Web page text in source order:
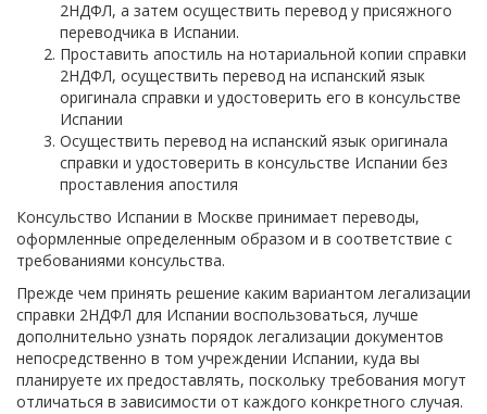
2НДФЛ, а затем осуществить перевод у присяжного
переводчика в Испании.
Проставить апостиль на нотариальной копии справки
2НДФЛ, осуществить перевод на испанский язык
оригинала справки и удостоверить его в консульстве
Испании
Осуществить перевод на испанский язык оригинала
справки и удостоверить в консульстве Испании без
проставления апостиля
Консульство Испании в Москве принимает переводы,
оформленные определенным образом и в соответствие с
требованиями консульства.
Прежде чем принять решение каким вариантом легализации
справки 2НДФЛ для Испании воспользоваться, лучше
дополнительно узнать порядок легализации документов
непосредственно в том учреждении Испании, куда вы
планируете их предоставлять, поскольку требования могут
отличаться в зависимости от каждого конкретного случая.